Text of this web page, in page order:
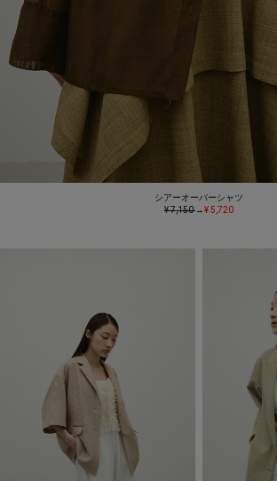
シアーオーバーシャツ
¥ 7,150→¥ 5,720